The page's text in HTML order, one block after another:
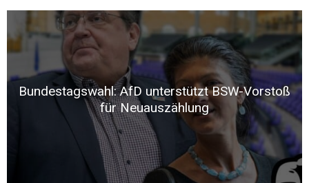
Bundestagswahl: AfD unterstützt BSW-Vorstoß
für Neuauszählung